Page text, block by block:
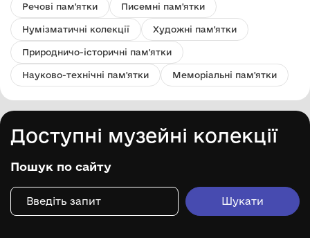
Речові пам'ятки Писемні пам'ятки
Нумізматичні колекції Художні пам'ятки
Природничо-історичні пам'ятки
Науково-технічні пам'ятки Меморіальні пам'ятки
Доступні музейні колекції
Пошук по сайту